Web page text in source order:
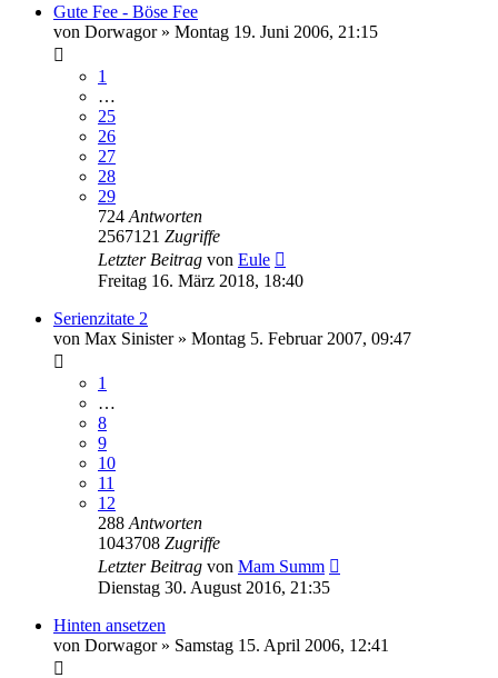
Gute Fee - Böse Fee
von Dorwagor» Montag 19. Juni 2006, 21:15
1
…
25
26
27
28
29
724 Antworten
2567121 Zugriffe
Letzter Beitrag von Eule
Freitag 16. März 2018, 18:40
Serienzitate 2
von Max Sinister» Montag 5. Februar 2007, 09:47
1
…
8
9
10
11
12
288 Antworten
1043708 Zugriffe
Letzter Beitrag von Mam Summ
Dienstag 30. August 2016, 21:35
Hinten ansetzen
von Dorwagor» Samstag 15. April 2006, 12:41